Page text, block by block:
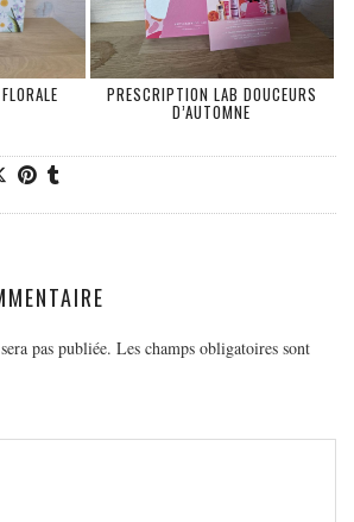
PRESCRIPTION LAB DOUCEURS
D’AUTOMNE
pas publiée. Les champs obligatoires sont